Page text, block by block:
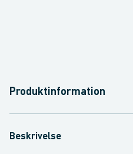
Produktinformation
Beskrivelse